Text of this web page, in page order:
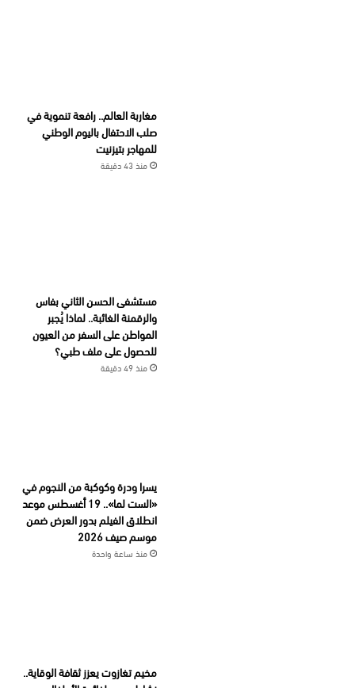
مغاربة العالم.. رافعة تنموية في
صلب الاحتفال باليوم الوطني
للمهاجر بتيزنيت
منذ 43 دقيقة
مستشفى الحسن الثاني بفاس
والرقمنة الغائبة.. لماذا يُجبر
المواطن على السفر من العيون
للحصول على ملف طبي؟
منذ 49 دقيقة
يسرا ودرة وكوكبة من النجوم في
«الست لما».. 19 أغسطس موعد
انطلاق الفيلم بدور العرض ضمن
موسم صيف 2026
منذ ساعة واحدة
مخيم تغازوت يعزز ثقافة الوقاية..